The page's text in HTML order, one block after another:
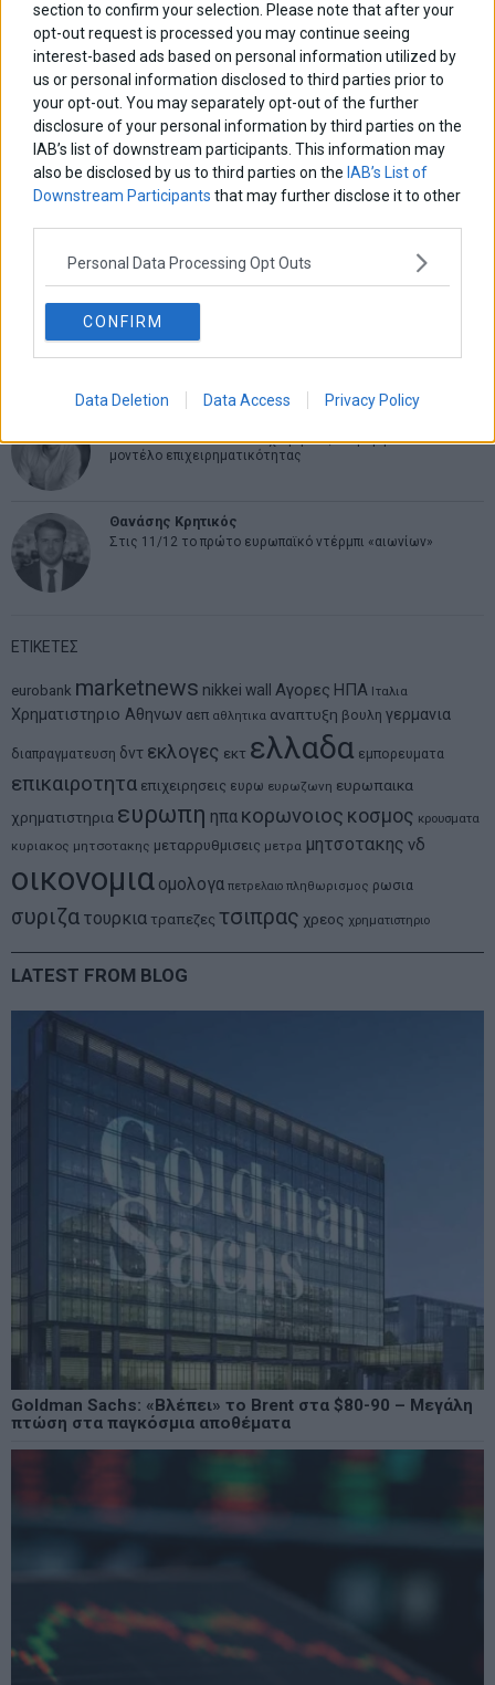
section to confirm your selection. Please note that after your
opt-out request is processed you may continue seeing
interest-based ads based on personal information utilized by
us or personal information disclosed to third parties prior to
your opt-out. You may separately opt-out of the further
disclosure of your personal information by third parties on the
IAB’s list of downstream participants. This information may
also be disclosed by us to third parties on the IAB’s List of
Downstream Participants that may further disclose it to other
Personal Data Processing Opt Outs
CONFIRM
Data Deletion Data Access Privacy Policy
Ελευθερία Κούρταλη
Οι «τιμωροί» των ομολόγων επέστρεψαν
Εύη Φραγκάκη
Η αληθινή παιδεία ξεκινά από την ψυχή…
Δημήτρης Καμπουράκης
Από την αποθέωση στην καταγγελία: Η Ελλάδα πάντα
MIT Sloan: Οι AI-driven επιχειρήσεις διαμορφώνουν το νέο
μοντέλο επιχειρηματικότητας
Θανάσης Κρητικός
Στις 11/12 το πρώτο ευρωπαϊκό ντέρμπι «αιωνίων»
ΕΤΙΚΕΤΕΣ
eurobank marketnews nikkei wall Αγορες ΗΠΑ Ιταλια
Χρηματιστηριο Αθηνων αεπ αθλητικα αναπτυξη βουλη γερμανια
διαπραγματευση δντ εκλογες εκτ ελλαδα εμπορευματα
επικαιροτητα επιχειρησεις ευρω ευρωζωνη ευρωπαικα
χρηματιστηρια ευρωπη ηπα κορωνοιος κοσμος κρουσματα
κυριακος μητσοτακης μεταρρυθμισεις μετρα μητσοτακης νδ
οικονομια ομολογα πετρελαιο πληθωρισμος ρωσια
συριζα τουρκια τραπεζες τσιπρας χρεος χρηματιστηριο
LATEST FROM BLOG
Goldman Sachs: «Βλέπει» το Brent στα $80-90 – Μεγάλη
πτώση στα παγκόσμια αποθέματα